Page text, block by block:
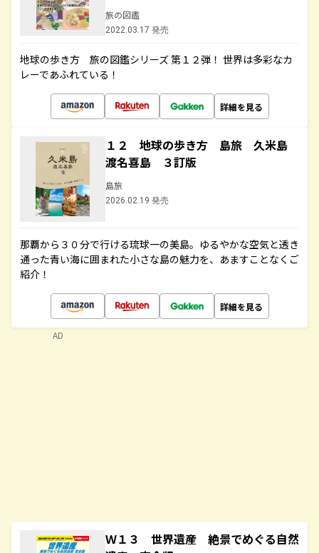
旅の図鑑
2022.03.17 発売
地球の歩き方 旅の図鑑シリーズ 第１２弾！ 世界は多彩なカ
レーであふれている！
詳細を見る
１２ 地球の歩き方 島旅 久米島
渡名喜島 ３訂版
島旅
2026.02.19 発売
那覇から３０分で行ける琉球一の美島。ゆるやかな空気と透き
通った青い海に囲まれた小さな島の魅力を、あますことなくご
紹介！
詳細を見る
Ｗ１３ 世界遺産 絶景でめぐる自然
AD